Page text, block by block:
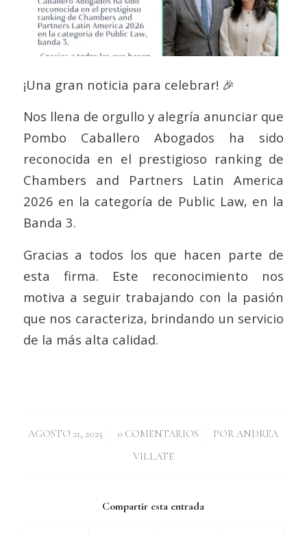
¡Una gran noticia para celebrar! 🎉
Nos llena de orgullo y alegría anunciar que
Pombo Caballero Abogados ha sido
reconocida en el prestigioso ranking de
Chambers and Partners Latin America
2026 en la categoría de Public Law, en la
Banda 3.
Gracias a todos los que hacen parte de
esta firma. Este reconocimiento nos
motiva a seguir trabajando con la pasión
que nos caracteriza, brindando un servicio
de la más alta calidad.
AGOSTO 21, 2025
/ 0 COMENTARIOS
/ PORANDREA
VILLATE
Compartir esta entrada